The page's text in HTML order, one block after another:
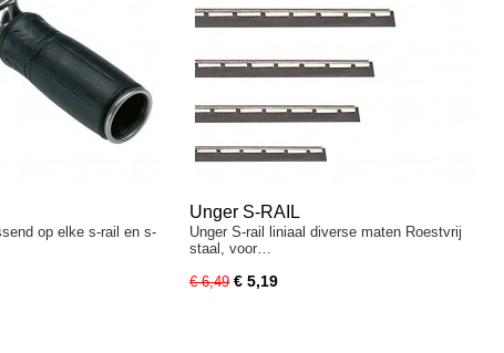
op elke s-rail en s-
Unger S-RAIL
Unger S-rail liniaal diverse maten Roestvrij
staal, voor…
€ 6,49 € 5,19